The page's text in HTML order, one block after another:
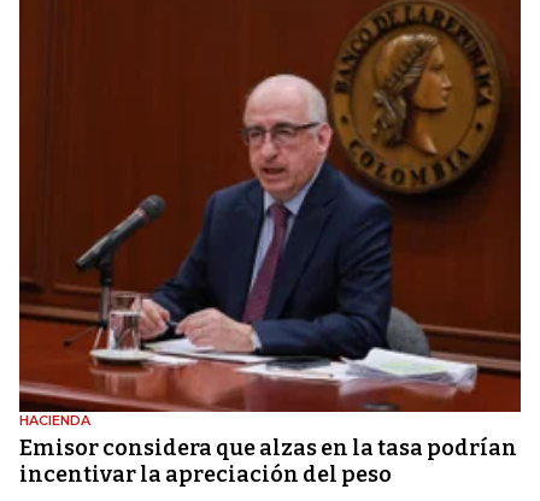
HACIENDA
Emisor considera que alzas en la tasa podrían
incentivar la apreciación del peso